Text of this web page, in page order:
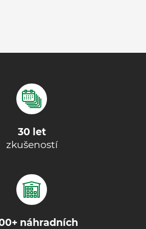
30 let
zkušeností
náhradních